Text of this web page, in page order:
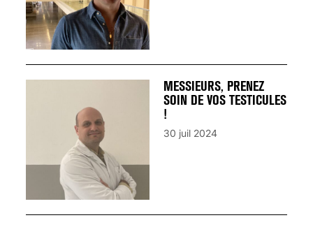
MESSIEURS, PRENEZ
SOIN DE VOS TESTICULES
!
30 juil 2024